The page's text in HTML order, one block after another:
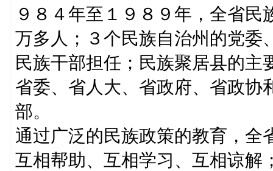
９８４年至１９８９年，全省
万多人；３个民族自治州的党委
民族干部担任；民族聚居县的
省委、省人大、省政府、省政协
部。
通过广泛的民族政策的教育，全
互相帮助、互相学习、互相谅解